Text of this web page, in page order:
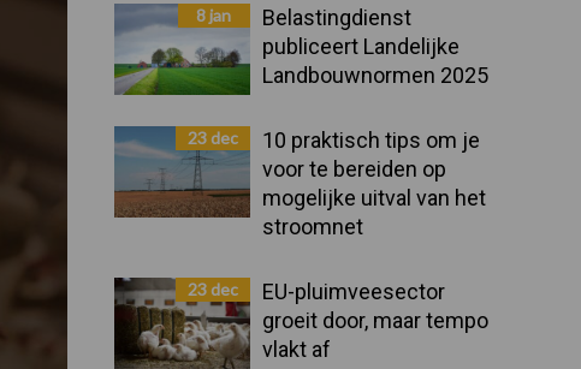
Sidebar8 jan
Belastingdienst
publiceert Landelijke
Landbouwnormen 2025
23 dec
10 praktisch tips om je
voor te bereiden op
mogelijke uitval van het
stroomnet
23 dec
EU-pluimveesector
groeit door, maar tempo
vlakt af